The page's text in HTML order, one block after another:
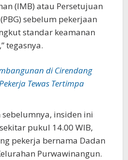
(IMB) atau Persetujuan
sebelum pekerjaan
standar keamanan
tegasnya.
di Cirendang
Tewas Tertimpa
insiden ini
pukul 14.00 WIB,
pekerja bernama Dadan
Purwawinangun.